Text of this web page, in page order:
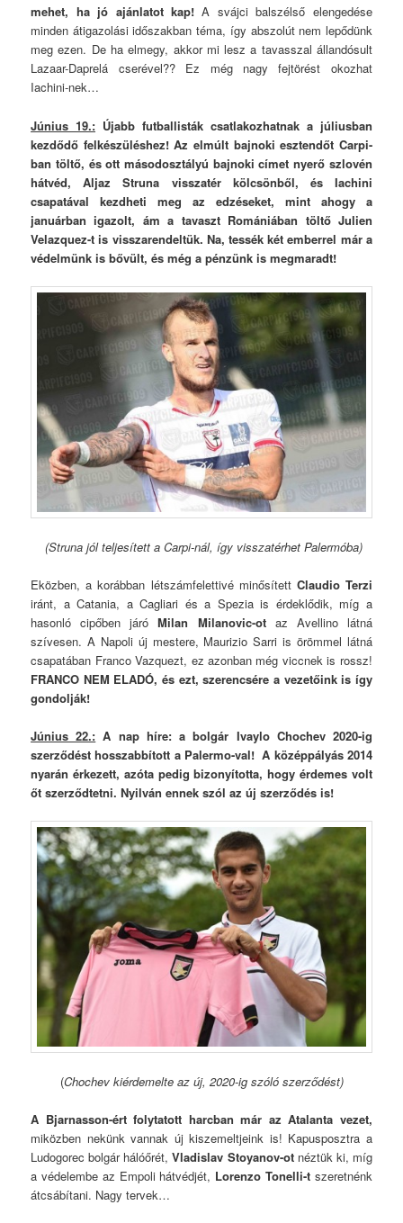
mehet, ha jó ajánlatot kap! A svájci balszélső elengedése
minden átigazolási időszakban téma, így abszolút nem lepődünk
meg ezen. De ha elmegy, akkor mi lesz a tavasszal állandósult
Lazaar-Daprelá cserével?? Ez még nagy fejtörést okozhat
Iachini-nek…
Június 19.: Újabb futballisták csatlakozhatnak a júliusban
kezdődő felkészüléshez! Az elmúlt bajnoki esztendőt Carpi-
ban töltő, és ott másodosztályú bajnoki címet nyerő szlovén
hátvéd, Aljaz Struna visszatér kölcsönből, és Iachini
csapatával kezdheti meg az edzéseket, mint ahogy a
januárban igazolt, ám a tavaszt Romániában töltő Julien
Velazquez-t is visszarendeltük. Na, tessék két emberrel már a
védelmünk is bővült, és még a pénzünk is megmaradt!
(Struna jól teljesített a Carpi-nál, így visszatérhet Palermóba)
Eközben, a korábban létszámfelettivé minősített Claudio Terzi
iránt, a Catania, a Cagliari és a Spezia is érdeklődik, míg a
hasonló cipőben járóMilan Milanovic-otaz Avellino látná
szívesen. A Napoli új mestere, Maurizio Sarri is örömmel látná
csapatában Franco Vazquezt, ez azonban még viccnek is rossz!
FRANCO NEM ELADÓ, és ezt, szerencsére a vezetőink is így
gondolják!
Június 22.: A nap híre: a bolgár Ivaylo Chochev 2020-ig
szerződést hosszabbított a Palermo-val! A középpályás 2014
nyarán érkezett, azóta pedig bizonyította, hogy érdemes volt
őt szerződtetni. Nyilván ennek szól az új szerződés is!
(Chochev kiérdemelte az új, 2020-ig szóló szerződést)
A Bjarnasson-ért folytatott harcban már az Atalanta vezet,
miközben nekünk vannak új kiszemeltjeink is! Kapusposztra a
Ludogorec bolgár hálóőrét,Vladislav Stoyanov-otnéztük ki, míg
a védelembe az Empoli hátvédjét, Lorenzo Tonelli-t szeretnénk
átcsábítani. Nagy tervek…